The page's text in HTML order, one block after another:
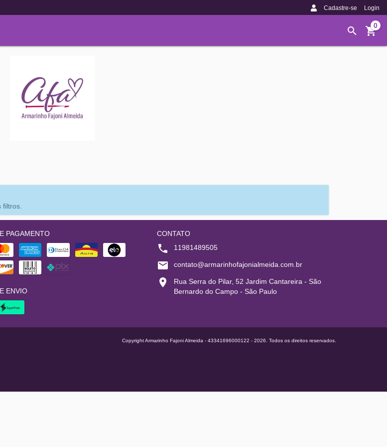
Cadastre-se Login
0
PAGAMENTO
ENVIO
CONTATO
11981489505
contato@armarinhofajonialmeida.com.br
Rua Serra do Pilar, 52 Jardim Cantareira - São
Bernardo do Campo - São Paulo
Copyright Armarinho Fajoni Almeida - 43341696000122 - 2026. Todos os direitos reservados.